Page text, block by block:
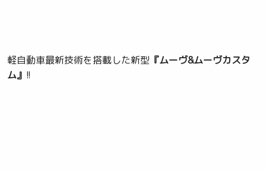
軽自動車最新技術を搭載した新型 『ムーヴ&ムーヴカスタ
ム』 !!